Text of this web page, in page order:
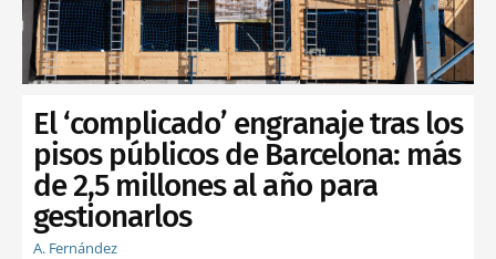
El ‘complicado’ engranaje tras los
pisos públicos de Barcelona: más
de 2,5 millones al año para
gestionarlos
A. Fernández